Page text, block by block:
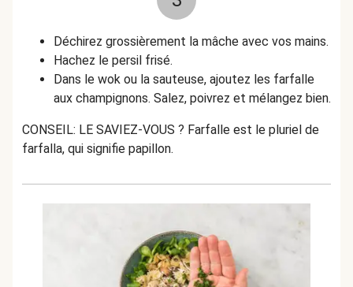
Déchirez grossièrement la mâche avec vos mains.
Hachez le persil frisé.
Dans le wok ou la sauteuse, ajoutez les farfalle
aux champignons. Salez, poivrez et mélangez bien.
CONSEIL: LE SAVIEZ-VOUS ? Farfalle est le pluriel de
farfalla, qui signifie papillon.